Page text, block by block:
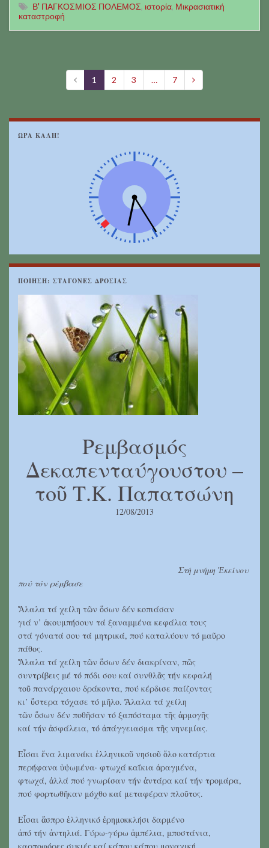
Β' ΠΑΓΚΟΣΜΙΟΣ ΠΟΛΕΜΟΣ, ιστορία, Μικρασιατική
καταστροφή
1 2 3 … 7
ΩΡΑ ΚΑΛΗ!
ΠΟΊΗΣΗ: ΣΤΑΓΌΝΕΣ ΔΡΟΣΙΆΣ
Ρεμβασμός
Δεκαπενταύγουστου –
τοῦ Τ.Κ. Παπατσώνη
12/08/2013
Στή μνήμη Ἐκείνου
πού τόν ρέμβασε
Ἄλαλα τά χείλη τῶν ὅσων δέν κοπιάσαν
γιά ν’ ἀκουμπήσουν τά ξαναμμένα κεφάλια τους
στά γόνατά σου τά μητρικά, πού καταλύουν τό μαῦρο
πάθος.
Ἄλαλα τά χείλη τῶν ὅσων δέν διακρίναν, πῶς
συντρίβεις μέ τό πόδι σου καί συνθλᾶς τήν κεφαλή
τοῦ πανάρχαιου δράκοντα, πού κέρδισε παίζοντας
κι’ ὕστερα τόχασε τό μῆλο. Ἄλαλα τά χείλη
τῶν ὅσων δέν ποθῆσαν τό ξαπόσταμα τῆς ἁρμογῆς
καί τήν ἀσφάλεια, τό ἀπάγγειασμα τῆς νηνεμίας.
Εἶσαι ἕνα λιμανάκι ἑλληνικοῦ νησιοῦ ὅλο κατάρτια
περήφανα ὑψωμένα· φτωχά καΐκια ἀραγμένα,
φτωχά, ἀλλά πού γνωρίσαν τήν ἀντάρα καί τήν τρομάρα,
πού φορτωθῆκαν μόχθο καί μεταφέραν πλοῦτος.
Εἶσαι ἄσπρο ἑλληνικό ἐρημοκκλήσι δαρμένο
ἀπό τήν ἀντηλιά. Γύρω-γύρω ἀμπέλια, μποστάνια,